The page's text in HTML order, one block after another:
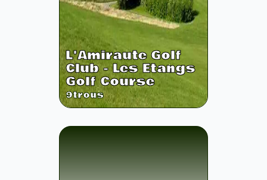
L'Amiraute Golf
Club - Les Etangs
Golf Course
9trous